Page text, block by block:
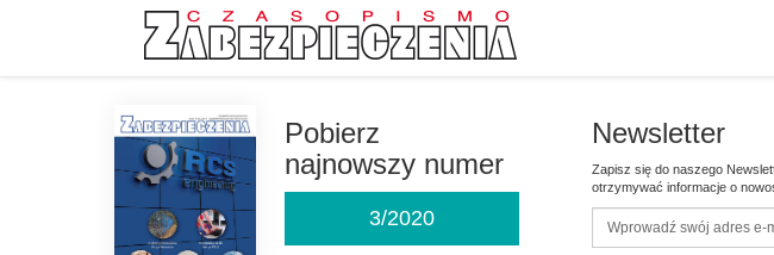
Pobierz
najnowszy numer
3/2020
Newsletter
Zapisz się do naszego
otrzymywać informacje o